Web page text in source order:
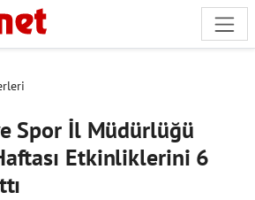
Spor İl Müdürlüğü
Etkinliklerini 6